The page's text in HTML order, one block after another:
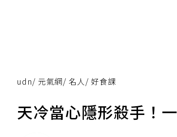
udn/ 元氣網/ 名人/ 好食課
天冷當心隱形殺手！